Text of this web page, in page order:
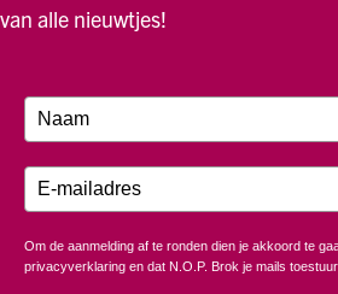
van alle nieuwtjes!
Om de aanmelding af te ronden dien je akkoord te
privacyverklaring en dat N.O.P. Brok je mails